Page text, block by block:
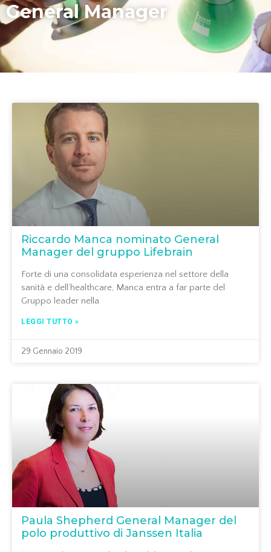
General Manager
Riccardo Manca nominato General
Manager del gruppo Lifebrain
Forte di una consolidata esperienza nel settore della
sanità e dell’healthcare, Manca entra a far parte del
Gruppo leader nella
LEGGI TUTTO »
29 Gennaio 2019
Paula Shepherd General Manager del
polo produttivo di Janssen Italia